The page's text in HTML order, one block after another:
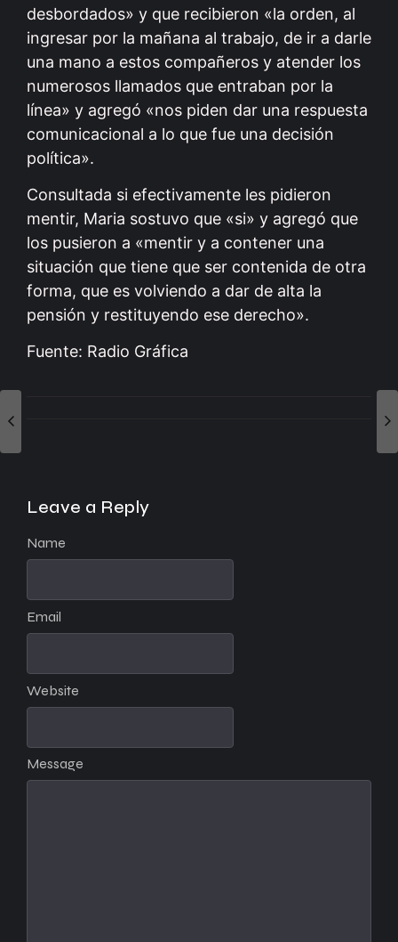
desbordados» y que recibieron «la orden, al
ingresar por la mañana al trabajo, de ir a darle
una mano a estos compañeros y atender los
numerosos llamados que entraban por la
línea» y agregó «nos piden dar una respuesta
comunicacional a lo que fue una decisión
política».
Consultada si efectivamente les pidieron
mentir, Maria sostuvo que «si» y agregó que
los pusieron a «mentir y a contener una
situación que tiene que ser contenida de otra
forma, que es volviendo a dar de alta la
pensión y restituyendo ese derecho».
Fuente: Radio Gráfica
Leave a Reply
Message
Name
Email
Website